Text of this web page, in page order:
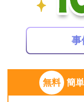
無料 簡
事